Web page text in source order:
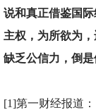
说和真正借鉴国
主权，为所欲为
缺乏公信力，倒是
[1]第一财经报道